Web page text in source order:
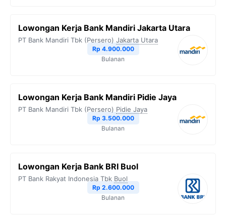
Lowongan Kerja Bank Mandiri Jakarta Utara
PT Bank Mandiri Tbk (Persero) Jakarta Utara
Rp 4.900.000
Bulanan
Lowongan Kerja Bank Mandiri Pidie Jaya
PT Bank Mandiri Tbk (Persero) Pidie Jaya
Rp 3.500.000
Bulanan
Lowongan Kerja Bank BRI Buol
PT Bank Rakyat Indonesia Tbk Buol
Rp 2.600.000
Bulanan